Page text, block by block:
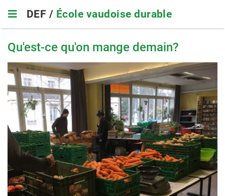
main
navigation
DEF / École vaudoise durable
Qu'est-ce qu'on mange demain?